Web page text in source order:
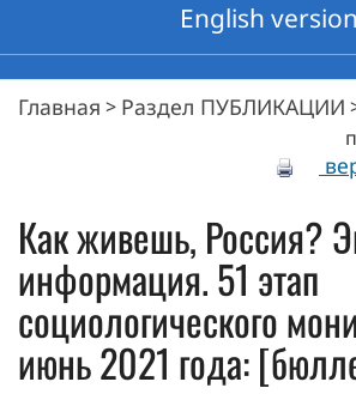
English version
Главная > Раздел ПУБЛИКАЦИИ
Как живешь, Россия?
информация. 51 этап
социологического
июнь 2021 года: